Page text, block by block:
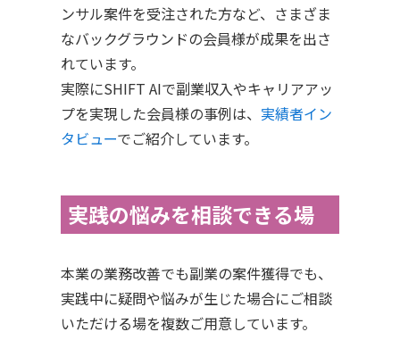
ンサル案件を受注された方など、さまざま
なバックグラウンドの会員様が成果を出さ
れています。
実際にSHIFT AIで副業収入やキャリアアッ
プを実現した会員様の事例は、 実績者イン
タビューでご紹介しています。
実践の悩みを相談できる場
本業の業務改善でも副業の案件獲得でも、
実践中に疑問や悩みが生じた場合にご相談
いただける場を複数ご用意しています。